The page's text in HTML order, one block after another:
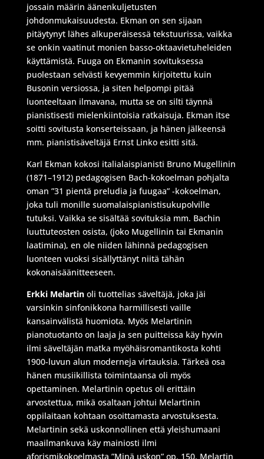
jossain määrin äänenkuljetusten
johdonmukaisuudesta. Ekman on sen sijaan
pitäytynyt lähes alkuperäisessä tekstuurissa, vaikka
se onkin vaatinut monien basso-oktaavietuheleiden
käyttämistä. Fuuga on Ekmanin sovituksessa
puolestaan selvästi kevyemmin kirjoitettu kuin
Busonin versiossa, ja siten helpompi pitää
luonteeltaan ilmavana, mutta se on silti täynnä
pianistisesti mielenkiintoisia ratkaisuja. Ekman itse
soitti sovitusta konserteissaan, ja hänen jälkeensä
mm. pianistisäveltäjä Ernst Linko esitti sitä.
Karl Ekman kokosi italialaispianisti Bruno Mugellinin
(1871–1912) pedagogisen Bach-kokoelman pohjalta
oman ”31 pientä preludia ja fuugaa” -kokoelman,
joka tuli monille suomalaispianistisukupolville
tutuksi. Vaikka se sisältää sovituksia mm. Bachin
luuttuteosten osista, (joko Mugellinin tai Ekmanin
laatimina), en ole niiden lähinnä pedagogisen
luonteen vuoksi sisällyttänyt niitä tähän
kokonaisäänitteeseen.
Erkki Melartin oli tuottelias säveltäjä, joka jäi
varsinkin sinfonikkona harmillisesti vaille
kansainvälistä huomiota. Myös Melartinin
pianotuotanto on laaja ja sen puitteissa käy hyvin
ilmi säveltäjän matka myöhäisromantikosta kohti
1900-luvun alun moderneja virtauksia. Tärkeä osa
hänen musiikillista toimintaansa oli myös
opettaminen. Melartinin opetus oli erittäin
arvostettua, mikä osaltaan johtui Melartinin
oppilaitaan kohtaan osoittamasta arvostuksesta.
Melartinin sekä uskonnollinen että yleishumaani
maailmankuva käy mainiosti ilmi
aforismikokoelmasta ”Minä uskon” op. 150. Melartin